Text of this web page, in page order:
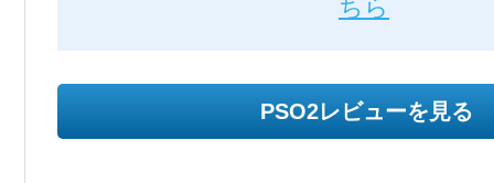
ちら
PSO2レビューを見る